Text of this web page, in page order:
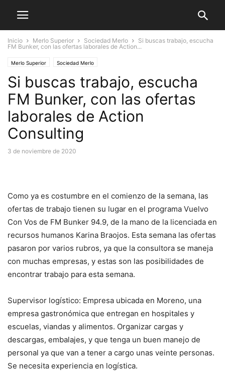
Inicio Merlo Superior Sociedad Merlo
Si buscas trabajo, escucha
FM Bunker, con las ofertas laborales de Action...
Merlo Superior Sociedad Merlo
Si buscas trabajo, escucha
FM Bunker, con las ofertas
laborales de Action
Consulting
3 de noviembre de 2020
Como ya es costumbre en el comienzo de la semana, las
ofertas de trabajo tienen su lugar en el programa Vuelvo
Con Vos de FM Bunker 94.9, de la mano de la licenciada en
recursos humanos Karina Braojos. Esta semana las ofertas
pasaron por varios rubros, ya que la consultora se maneja
con muchas empresas, y estas son las posibilidades de
encontrar trabajo para esta semana.
Supervisor logístico: Empresa ubicada en Moreno, una
empresa gastronómica que entregan en hospitales y
escuelas, viandas y alimentos. Organizar cargas y
descargas, embalajes, y que tenga un buen manejo de
personal ya que van a tener a cargo unas veinte personas.
Se necesita experiencia en logística.